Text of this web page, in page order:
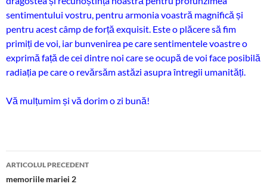
sentimentului vostru, pentru armonia voastră magnifică și
pentru acest câmp de forță exquisit. Este o plăcere să fim
primiți de voi, iar bunvenirea pe care sentimentele voastre o
exprimă față de cei dintre noi care se ocupă de voi face posibilă
radiația pe care o revărsăm astăzi asupra întregii umanități.
Vă mulțumim și vă dorim o zi bună!
Navigare
în
ARTICOLUL PRECEDENT
memoriile mariei 2